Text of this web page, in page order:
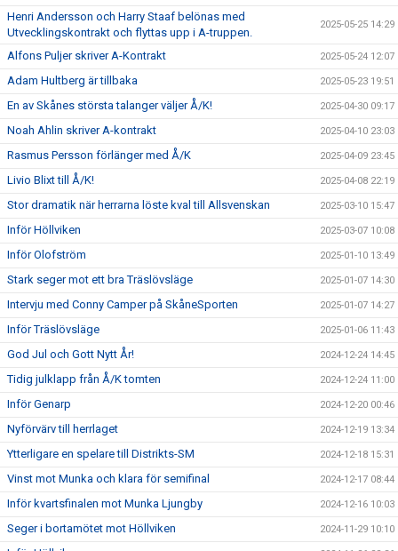
Henri Andersson och Harry Staaf belönas med
Utvecklingskontrakt och flyttas upp i A-truppen.
2025-05-25 14:29
Alfons Puljer skriver A-Kontrakt 2025-05-24 12:07
Adam Hultberg är tillbaka 2025-05-23 19:51
En av Skånes största talanger väljer Å/K! 2025-04-30 09:17
Noah Ahlin skriver A-kontrakt 2025-04-10 23:03
Rasmus Persson förlänger med Å/K 2025-04-09 23:45
Livio Blixt till Å/K! 2025-04-08 22:19
Stor dramatik när herrarna löste kval till Allsvenskan 2025-03-10 15:47
Inför Höllviken 2025-03-07 10:08
Inför Olofström 2025-01-10 13:49
Stark seger mot ett bra Träslövsläge 2025-01-07 14:30
Intervju med Conny Camper på SkåneSporten 2025-01-07 14:27
Inför Träslövsläge 2025-01-06 11:43
God Jul och Gott Nytt År! 2024-12-24 14:45
Tidig julklapp från Å/K tomten 2024-12-24 11:00
Inför Genarp 2024-12-20 00:46
Nyförvärv till herrlaget 2024-12-19 13:34
Ytterligare en spelare till Distrikts-SM 2024-12-18 15:31
Vinst mot Munka och klara för semifinal 2024-12-17 08:44
Inför kvartsfinalen mot Munka Ljungby 2024-12-16 10:03
Seger i bortamötet mot Höllviken 2024-11-29 10:10